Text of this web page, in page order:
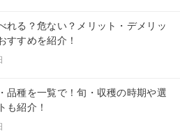
れる？危ない？メリット・デメリッ
すすめを紹介！
品種を一覧で！旬・収穫の時期や選
も紹介！